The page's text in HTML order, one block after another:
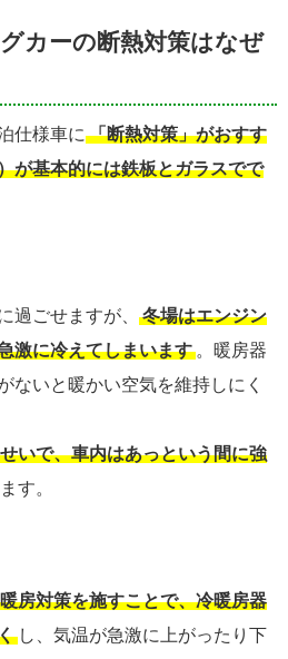
カーの断熱対策はなぜ
仕様車に 「断熱対策」がおすす
が基本的には鉄板とガラスでで
過ごせますが、
冬場はエンジン
激に冷えてしまいます 。暖房器
ないと暖かい空気を維持しにく
いで、車内はあっという間に強
す。
暖房対策を施すことで、冷暖房器
し、気温が急激に上がったり下